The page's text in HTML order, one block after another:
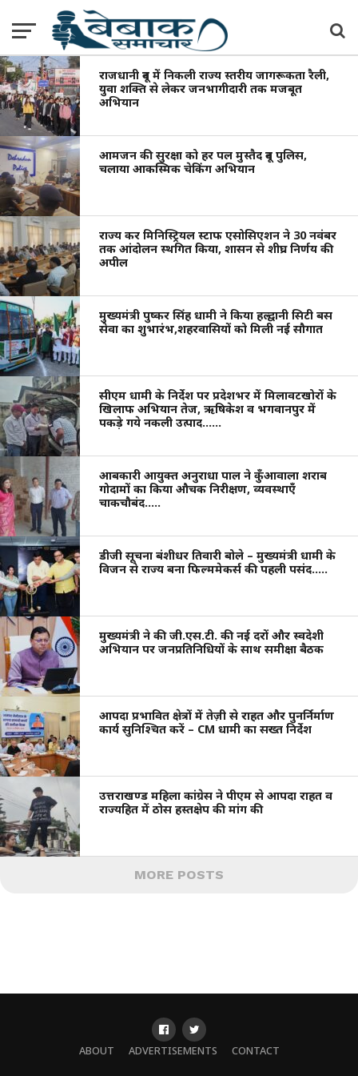
राजधानी दून में निकली राज्य स्तरीय जागरूकता रैली,
युवा शक्ति से लेकर जनभागीदारी तक मजबूत
अभियान
आमजन की सुरक्षा को हर पल मुस्तैद दून पुलिस,
चलाया आकस्मिक चेकिंग अभियान
राज्य कर मिनिस्ट्रियल स्टाफ एसोसिएशन ने 30 नवंबर
तक आंदोलन स्थगित किया, शासन से शीघ्र निर्णय की
अपील
मुख्यमंत्री पुष्कर सिंह धामी ने किया हल्द्वानी सिटी बस
सेवा का शुभारंभ,शहरवासियों को मिली नई सौगात
सीएम धामी के निर्देश पर प्रदेशभर में मिलावटखोरों के
खिलाफ अभियान तेज, ऋषिकेश व भगवानपुर में
पकड़े गये नकली उत्पाद……
आबकारी आयुक्त अनुराधा पाल ने कुँआवाला शराब
गोदामों का किया औचक निरीक्षण, व्यवस्थाएँ
चाकचौबंद…..
डीजी सूचना बंशीधर तिवारी बोले – मुख्यमंत्री धामी के
विजन से राज्य बना फिल्ममेकर्स की पहली पसंद…..
मुख्यमंत्री ने की जी.एस.टी. की नई दरों और स्वदेशी
अभियान पर जनप्रतिनिधियों के साथ समीक्षा बैठक
आपदा प्रभावित क्षेत्रों में तेज़ी से राहत और पुनर्निर्माण
कार्य सुनिश्चित करें – CM धामी का सख्त निर्देश
उत्तराखण्ड महिला कांग्रेस ने पीएम से आपदा राहत व
राज्यहित में ठोस हस्तक्षेप की मांग की
MORE POSTS
ABOUT ADVERTISEMENTS CONTACT